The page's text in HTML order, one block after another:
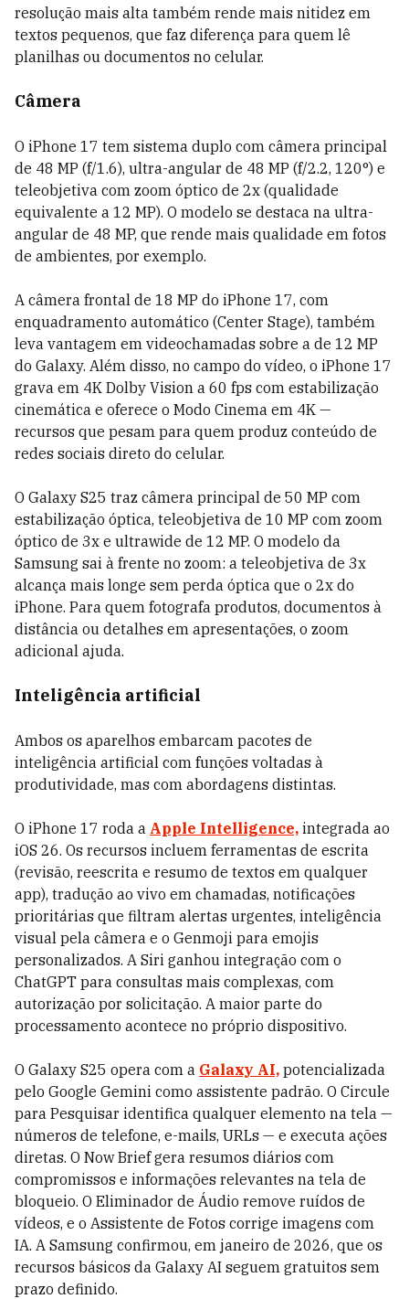
resolução mais alta também rende mais nitidez em
textos pequenos, que faz diferença para quem lê
planilhas ou documentos no celular.
Câmera
O iPhone 17 tem sistema duplo com câmera principal
de 48 MP (f/1.6), ultra-angular de 48 MP (f/2.2, 120°) e
teleobjetiva com zoom óptico de 2x (qualidade
equivalente a 12 MP). O modelo se destaca na ultra-
angular de 48 MP, que rende mais qualidade em fotos
de ambientes, por exemplo.
A câmera frontal de 18 MP do iPhone 17, com
enquadramento automático (Center Stage), também
leva vantagem em videochamadas sobre a de 12 MP
do Galaxy. Além disso, no campo do vídeo, o iPhone 17
grava em 4K Dolby Vision a 60 fps com estabilização
cinemática e oferece o Modo Cinema em 4K —
recursos que pesam para quem produz conteúdo de
redes sociais direto do celular.
O Galaxy S25 traz câmera principal de 50 MP com
estabilização óptica, teleobjetiva de 10 MP com zoom
óptico de 3x e ultrawide de 12 MP. O modelo da
Samsung sai à frente no zoom: a teleobjetiva de 3x
alcança mais longe sem perda óptica que o 2x do
iPhone. Para quem fotografa produtos, documentos à
distância ou detalhes em apresentações, o zoom
adicional ajuda.
Inteligência artificial
Ambos os aparelhos embarcam pacotes de
inteligência artificial com funções voltadas à
produtividade, mas com abordagens distintas.
O iPhone 17 roda a Apple Intelligence, integrada ao
iOS 26. Os recursos incluem ferramentas de escrita
(revisão, reescrita e resumo de textos em qualquer
app), tradução ao vivo em chamadas, notificações
prioritárias que filtram alertas urgentes, inteligência
visual pela câmera e o Genmoji para emojis
personalizados. A Siri ganhou integração com o
ChatGPT para consultas mais complexas, com
autorização por solicitação. A maior parte do
processamento acontece no próprio dispositivo.
O Galaxy S25 opera com a Galaxy AI, potencializada
pelo Google Gemini como assistente padrão. O Circule
para Pesquisar identifica qualquer elemento na tela —
números de telefone, e-mails, URLs — e executa ações
diretas. O Now Brief gera resumos diários com
compromissos e informações relevantes na tela de
bloqueio. O Eliminador de Áudio remove ruídos de
vídeos, e o Assistente de Fotos corrige imagens com
IA. A Samsung confirmou, em janeiro de 2026, que os
recursos básicos da Galaxy AI seguem gratuitos sem
prazo definido.